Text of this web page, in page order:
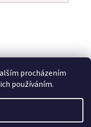
procházením
používáním.